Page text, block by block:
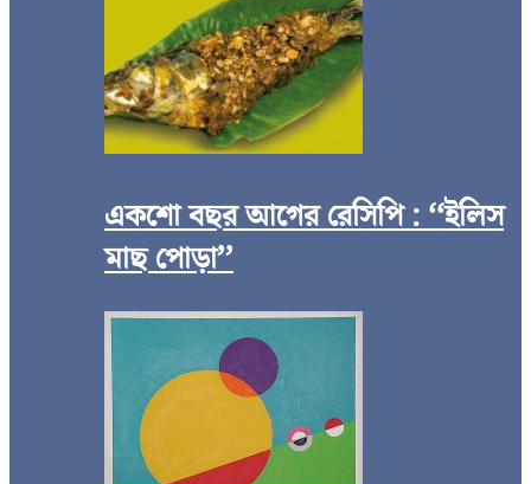
একশো বছর আগের রেসিপি : ‘‘ইলিস
মাছ পোড়া’’